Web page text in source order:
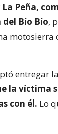
Peña,
Bío Bío,
motosierra
entregar
la víctima
con él. Lo